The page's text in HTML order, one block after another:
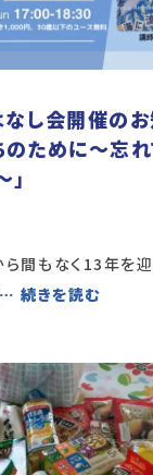
し会開催のお
のために〜忘
間もなく13年を迎
… 続きを読む